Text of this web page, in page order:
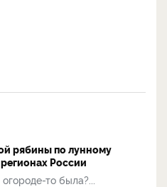
рябины по лунному
России
то была?...